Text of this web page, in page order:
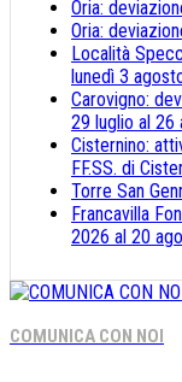
Oria:
Oria:
Località
lunedì 3
Carovigno:
29 luglio al 26
Cisternino:
FF.SS. di
Torre San
Francavilla
2026 al 20
COMUNICA CON NOI